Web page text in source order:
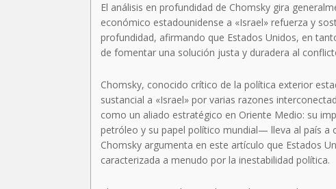
El análisis en profundidad de Chomsky gira
económico estadounidense a «Israel» refuerza y
profundidad, afirmando que Estados Unidos, en
de fomentar una solución justa y duradera al
Chomsky, conocido crítico de la política exterior
sustancial a «Israel» por varias razones
como un aliado estratégico en Oriente Medio: su
petróleo y su papel político mundial— lleva al país a
Chomsky argumenta en este artículo que Estados
caracterizada a menudo por la inestabilidad política.